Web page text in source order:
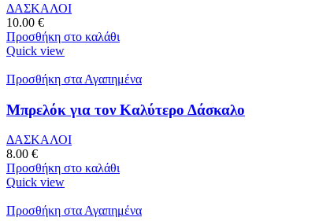
ΔΑΣΚΑΛΟΙ
10.00 €
Προσθήκη στο καλάθι
Quick view
Προσθήκη στα Αγαπημένα
Μπρελόκ για τον Καλύτερο Δάσκαλο
ΔΑΣΚΑΛΟΙ
8.00 €
Προσθήκη στο καλάθι
Quick view
Προσθήκη στα Αγαπημένα